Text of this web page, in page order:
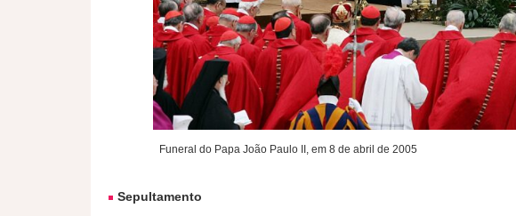
Funeral do Papa João Paulo II, em 8 de abril de 2005
Sepultamento